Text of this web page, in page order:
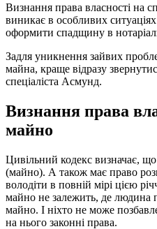
Визнання права власності на
виникає в особливих
оформити спадщину в
Задля уникнення зайвих
майна, краще відразу
спеціаліста Асмунд.
Визнання права
майно
Цивільний кодекс визначає,
(майно). А також має право
володіти в повній мірі цією
майно не залежить, де людина
майно. І ніхто не може
на нього законні права.